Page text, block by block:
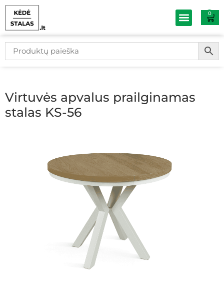
0
Virtuvės apvalus prailginamas
stalas KS-56